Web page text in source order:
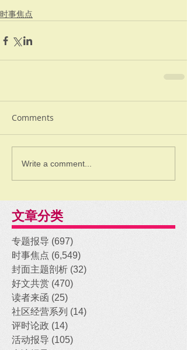
时事焦点
Comments
Write a comment...
文章分类
专题报导 (697)
时事焦点 (6,549)
封面主题剖析 (32)
好文共赏 (470)
读者来函 (25)
社区经营系列 (14)
评时论政 (14)
活动报导 (105)